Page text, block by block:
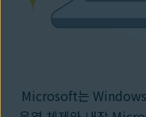
Microsoft는 Windows